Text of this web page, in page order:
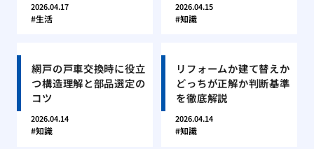
2026.04.17
生活
2026.04.15
知識
網戸の戸車交換時に役立
つ構造理解と部品選定の
コツ
2026.04.14
知識
リフォームか建て替えか
どっちが正解か判断基準
を徹底解説
2026.04.14
知識